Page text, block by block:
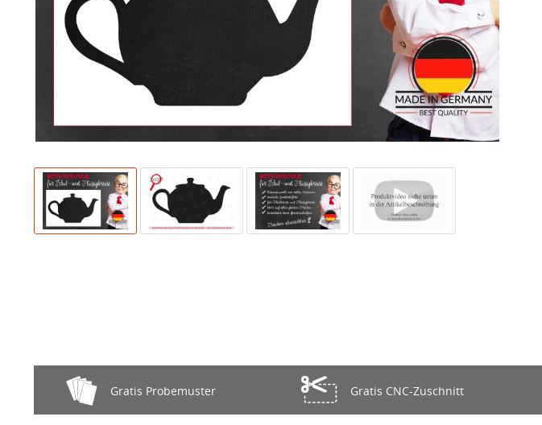
Gratis Probemuster Gratis CNC-Zuschnitt